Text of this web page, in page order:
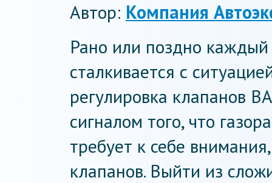
Автор: Компания
Рано или поздно каждый
сталкивается с
регулировка клапанов
сигналом того, что
требует к себе
клапанов. Выйти из